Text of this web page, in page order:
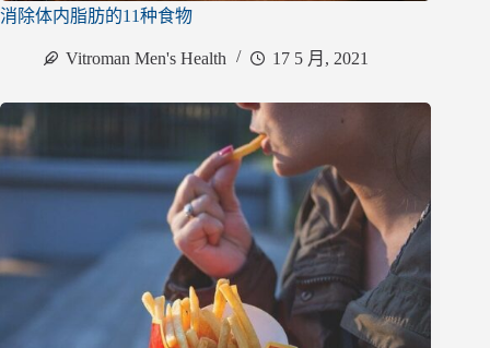
消除体内脂肪的11种食物
Vitroman Men's Health 17 5 月, 2021